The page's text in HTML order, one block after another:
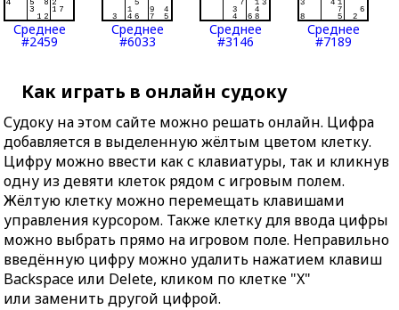
Среднее
#2459
Среднее
#6033
Среднее
#3146
Среднее
#7189
Как играть в онлайн судоку
Судоку на этом сайте можно решать онлайн. Цифра
добавляется в выделенную жёлтым цветом клетку.
Цифру можно ввести как с клавиатуры, так и кликнув
одну из девяти клеток рядом с игровым полем.
Жёлтую клетку можно перемещать клавишами
управления курсором. Также клетку для ввода цифры
можно выбрать прямо на игровом поле. Неправильно
введённую цифру можно удалить нажатием клавиш
Backspace или Delete, кликом по клетке "X"
или заменить другой цифрой.